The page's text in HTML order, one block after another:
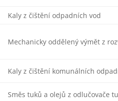
Kaly z čištění odpadních vod
Mechanicky oddělený výmět z
Kaly z čištění komunálních
Směs tuků a olejů z odlučovače